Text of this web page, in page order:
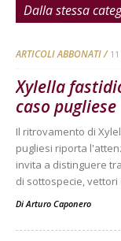
Dalla stessa
ARTICOLI ABBONATI
Xylella
caso pugliese
Il ritrovamento di
pugliesi riporta
invita a distinguere
di sottospecie,
DiArturo Caponero